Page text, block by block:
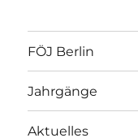
FÖJ Berlin
Jahrgänge
Aktuelles